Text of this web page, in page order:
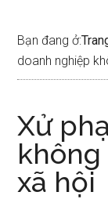
Bạn đang ở:
doanh nghiệp
Xử
xã hội